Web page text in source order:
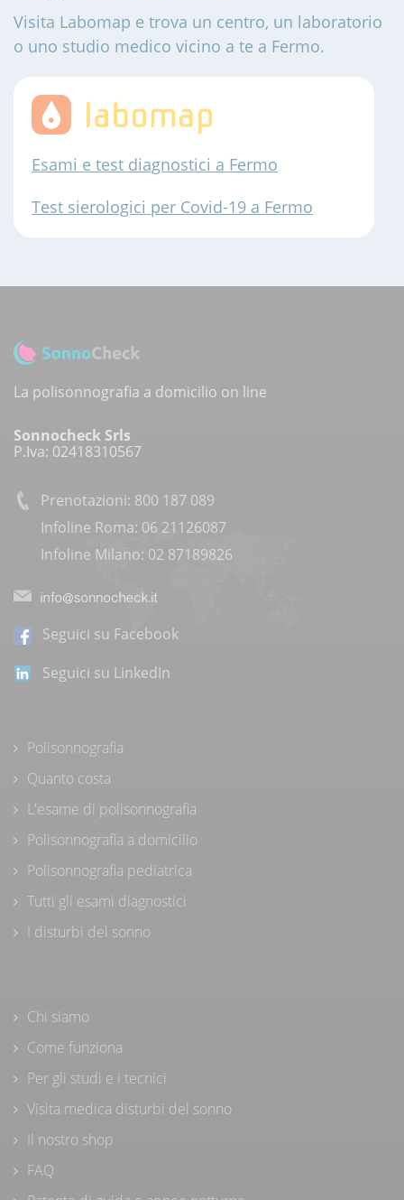
Visita Labomap e trova un centro, un laboratorio
o uno studio medico vicino a te a Fermo.
Esami e test diagnostici a Fermo
Test sierologici per Covid-19 a Fermo
La polisonnografia a domicilio on line
Sonnocheck Srls
P.Iva: 02418310567
Prenotazioni: 800 187 089
Infoline Roma: 06 21126087
Infoline Milano: 02 87189826
Seguici su Facebook
Seguici su LinkedIn
Polisonnografia
Quanto costa
L'esame di polisonnografia
Polisonnografia a domicilio
Polisonnografia pediatrica
Tutti gli esami diagnostici
I disturbi del sonno
Chi siamo
Come funziona
Per gli studi e i tecnici
Visita medica disturbi del sonno
Il nostro shop
FAQ